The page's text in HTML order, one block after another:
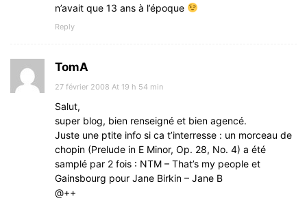
n’avait que 13 ans à l’époque
Reply
TomA
27 février 2008 At 19 h 54 min
Salut,
super blog, bien renseigné et bien agencé.
Juste une ptite info si ca t’interresse : un morceau de
chopin (Prelude in E Minor, Op. 28, No. 4) a été
samplé par 2 fois : NTM – That’s my people et
Gainsbourg pour Jane Birkin – Jane B
@++